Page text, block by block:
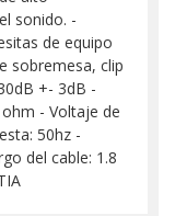
sonido. -
de equipo
sobremesa, clip
+- 3dB -
- Voltaje de
50hz -
del cable: 1.8